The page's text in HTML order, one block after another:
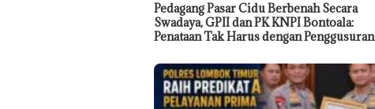
Pedagang Pasar Cidu Berbenah Secara
Swadaya, GPII dan PK KNPI Bontoala:
Penataan Tak Harus dengan Penggusuran